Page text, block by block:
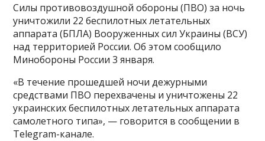
Силы противовоздушной обороны (ПВО) за ночь
уничтожили 22 беспилотных летательных
аппарата (БПЛА) Вооруженных сил Украины (ВСУ)
над территорией России. Об этом сообщило
Минобороны России 3 января.
«В течение прошедшей ночи дежурными
средствами ПВО перехвачены и уничтожены 22
украинских беспилотных летательных аппарата
самолетного типа», — говорится в сообщении в
Telegram-канале.